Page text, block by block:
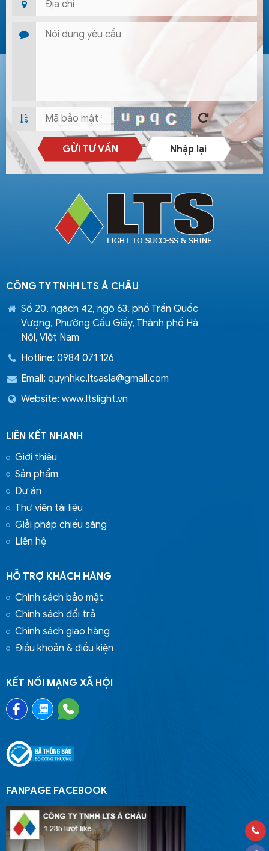
GỬI TƯ VẤN Nhập lại
CÔNG TY TNHH LTS Á CHÂU
Số 20, ngách 42, ngõ 63, phố Trần Quốc
Vượng, Phường Cầu Giấy, Thành phố Hà
Nội, Việt Nam
Hotline: 0984 071 126
Email: quynhkc.ltsasia@gmail.com
Website: www.ltslight.vn
LIÊN KẾT NHANH
Giới thiệu
Sản phẩm
Dự án
Thư viện tài liệu
Giải pháp chiếu sáng
Liên hệ
HỖ TRỢ KHÁCH HÀNG
Chính sách bảo mật
Chính sách đổi trả
Chính sách giao hàng
Điều khoản & điều kiện
KẾT NỐI MẠNG XÃ HỘI
FANPAGE FACEBOOK